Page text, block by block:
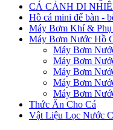
CÁ CẢNH DI
Hồ cá mini để bàn -
Máy Bơm Khí &
Máy Bơm Nước Hồ
Máy Bơm
Máy Bơm
Máy Bơm
Máy Bơm
Máy Bơm
Thức Ăn Cho Cá
Vật Liệu Lọc Nước